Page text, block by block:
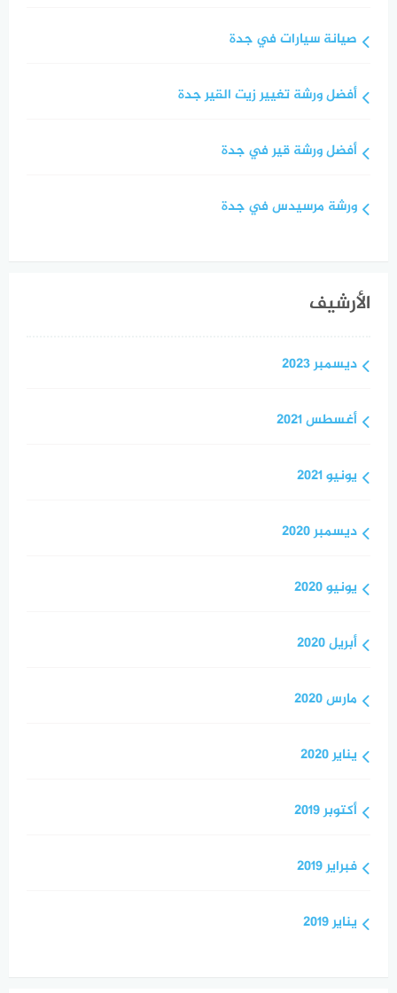
صيانة سيارات في جدة
أفضل ورشة تغيير زيت القير جدة
أفضل ورشة قير في جدة
ورشة مرسيدس في جدة
الأرشيف
ديسمبر 2023
أغسطس 2021
يونيو 2021
ديسمبر 2020
يونيو 2020
أبريل 2020
مارس 2020
يناير 2020
أكتوبر 2019
فبراير 2019
يناير 2019